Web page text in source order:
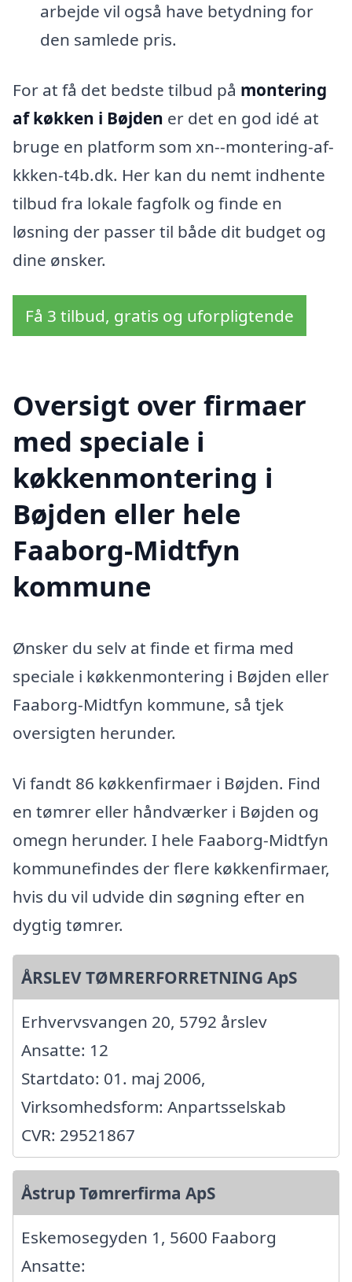
arbejde vil også have betydning for
den samlede pris.
For at få det bedste tilbud på montering
af køkken i Bøjden er det en god idé at
bruge en platform som xn--montering-af-
kkken-t4b.dk. Her kan du nemt indhente
tilbud fra lokale fagfolk og finde en
løsning der passer til både dit budget og
dine ønsker.
Få 3 tilbud, gratis og uforpligtende
Oversigt over firmaer
med speciale i
køkkenmontering i
Bøjden eller hele
Faaborg-Midtfyn
kommune
Ønsker du selv at finde et firma med
speciale i køkkenmontering i Bøjden eller
Faaborg-Midtfyn kommune, så tjek
oversigten herunder.
Vi fandt 86 køkkenfirmaer i Bøjden. Find
en tømrer eller håndværker i Bøjden og
omegn herunder. I hele Faaborg-Midtfyn
kommunefindes der flere køkkenfirmaer,
hvis du vil udvide din søgning efter en
dygtig tømrer.
ÅRSLEV TØMRERFORRETNING ApS
Erhvervsvangen 20, 5792 årslev
Ansatte: 12
Startdato: 01. maj 2006,
Virksomhedsform: Anpartsselskab
CVR: 29521867
Åstrup Tømrerfirma ApS
Eskemosegyden 1, 5600 Faaborg
Ansatte: